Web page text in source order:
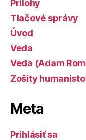
Prílohy
Tlačové správy
Úvod
Veda
Veda (Adam
Zošity
Meta
Prihlásiť sa